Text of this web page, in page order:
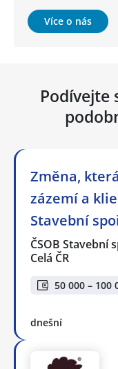
Více o nás
Podívejte
Změna,
zázemí a
Stavební
ČSOB Stavební
Celá ČR
50 000 – 100
dnešní